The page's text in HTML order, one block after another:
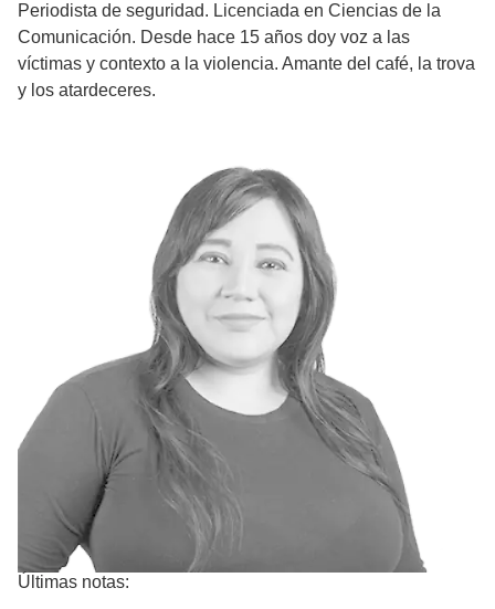
Periodista de seguridad. Licenciada en Ciencias de la
Comunicación. Desde hace 15 años doy voz a las
víctimas y contexto a la violencia. Amante del café, la trova
y los atardeceres.
Últimas notas: